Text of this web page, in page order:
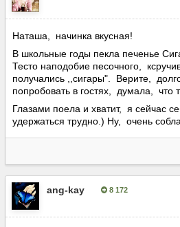
Наташа, начинка вкусная!
В школьные годы пекла печенье
Тесто наподобие песочного,
получались ,,сигары". Верите,
попробовать в гостях, думала, что
Глазами поела и хватит, я сейчас
удержаться трудно.) Ну, очень
ang-kay 8 172